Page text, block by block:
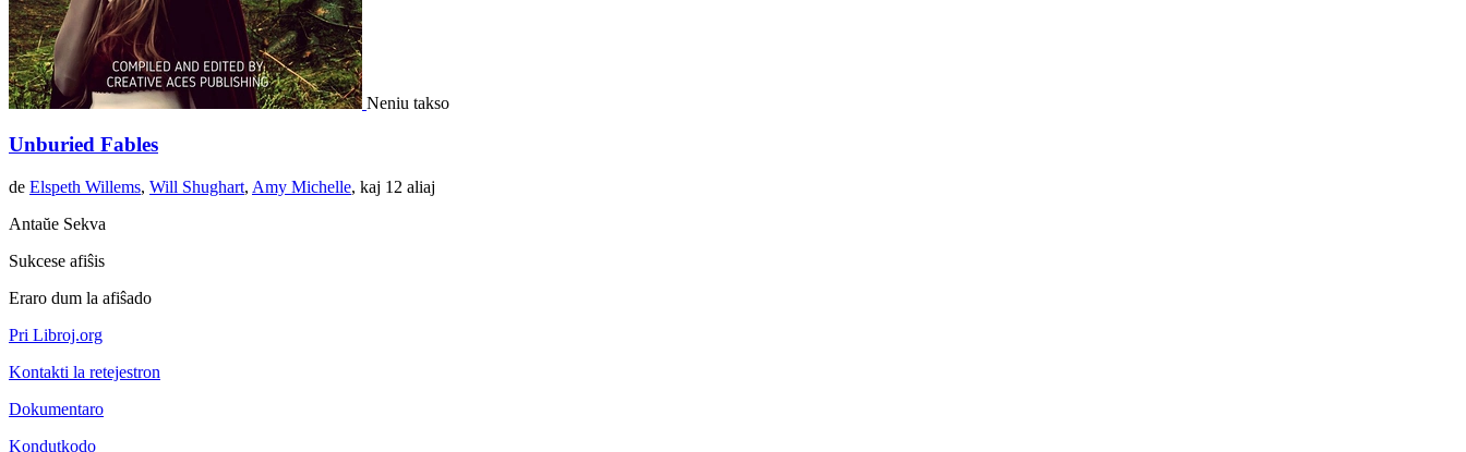
Neniu takso
Unburied Fables
de Elspeth Willems, Will Shughart, Amy Michelle, kaj 12 aliaj
Antaŭe Sekva
Sukcese afiŝis
Eraro dum la afiŝado
Pri Libroj.org
Kontakti la retejestron
Dokumentaro
Kondutkodo